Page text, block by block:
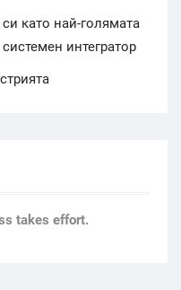
като най-голямата
интегратор
takes effort.